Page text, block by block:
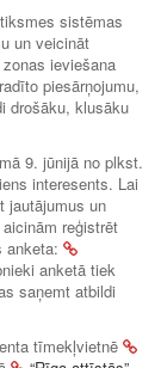
sistēmas
un veicināt
ieviešana
piesārņojumu,
drošāku, klusāku
9. jūnijā no plkst.
interesents. Lai
jautājumus un
reģistrēt
anketa:
anketā tiek
saņemt atbildi
tīmekļvietnē